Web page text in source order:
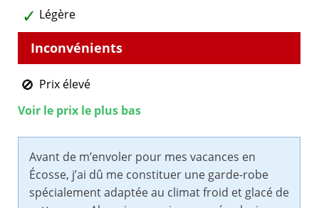
Légère
Prix élevé
Voir le prix le plus bas
Avant de m’envoler pour mes vacances en
Écosse, j’ai dû me constituer une garde-robe
spécialement adaptée au climat froid et glacé de